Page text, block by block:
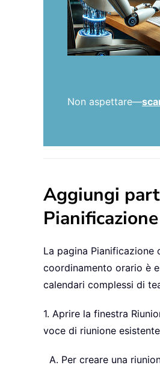
Non aspettare—
Aggiungi
Pianificazione
La pagina
coordinamento orario è
calendari complessi di
1. Aprire la finestra
voce di riunione
Per creare una